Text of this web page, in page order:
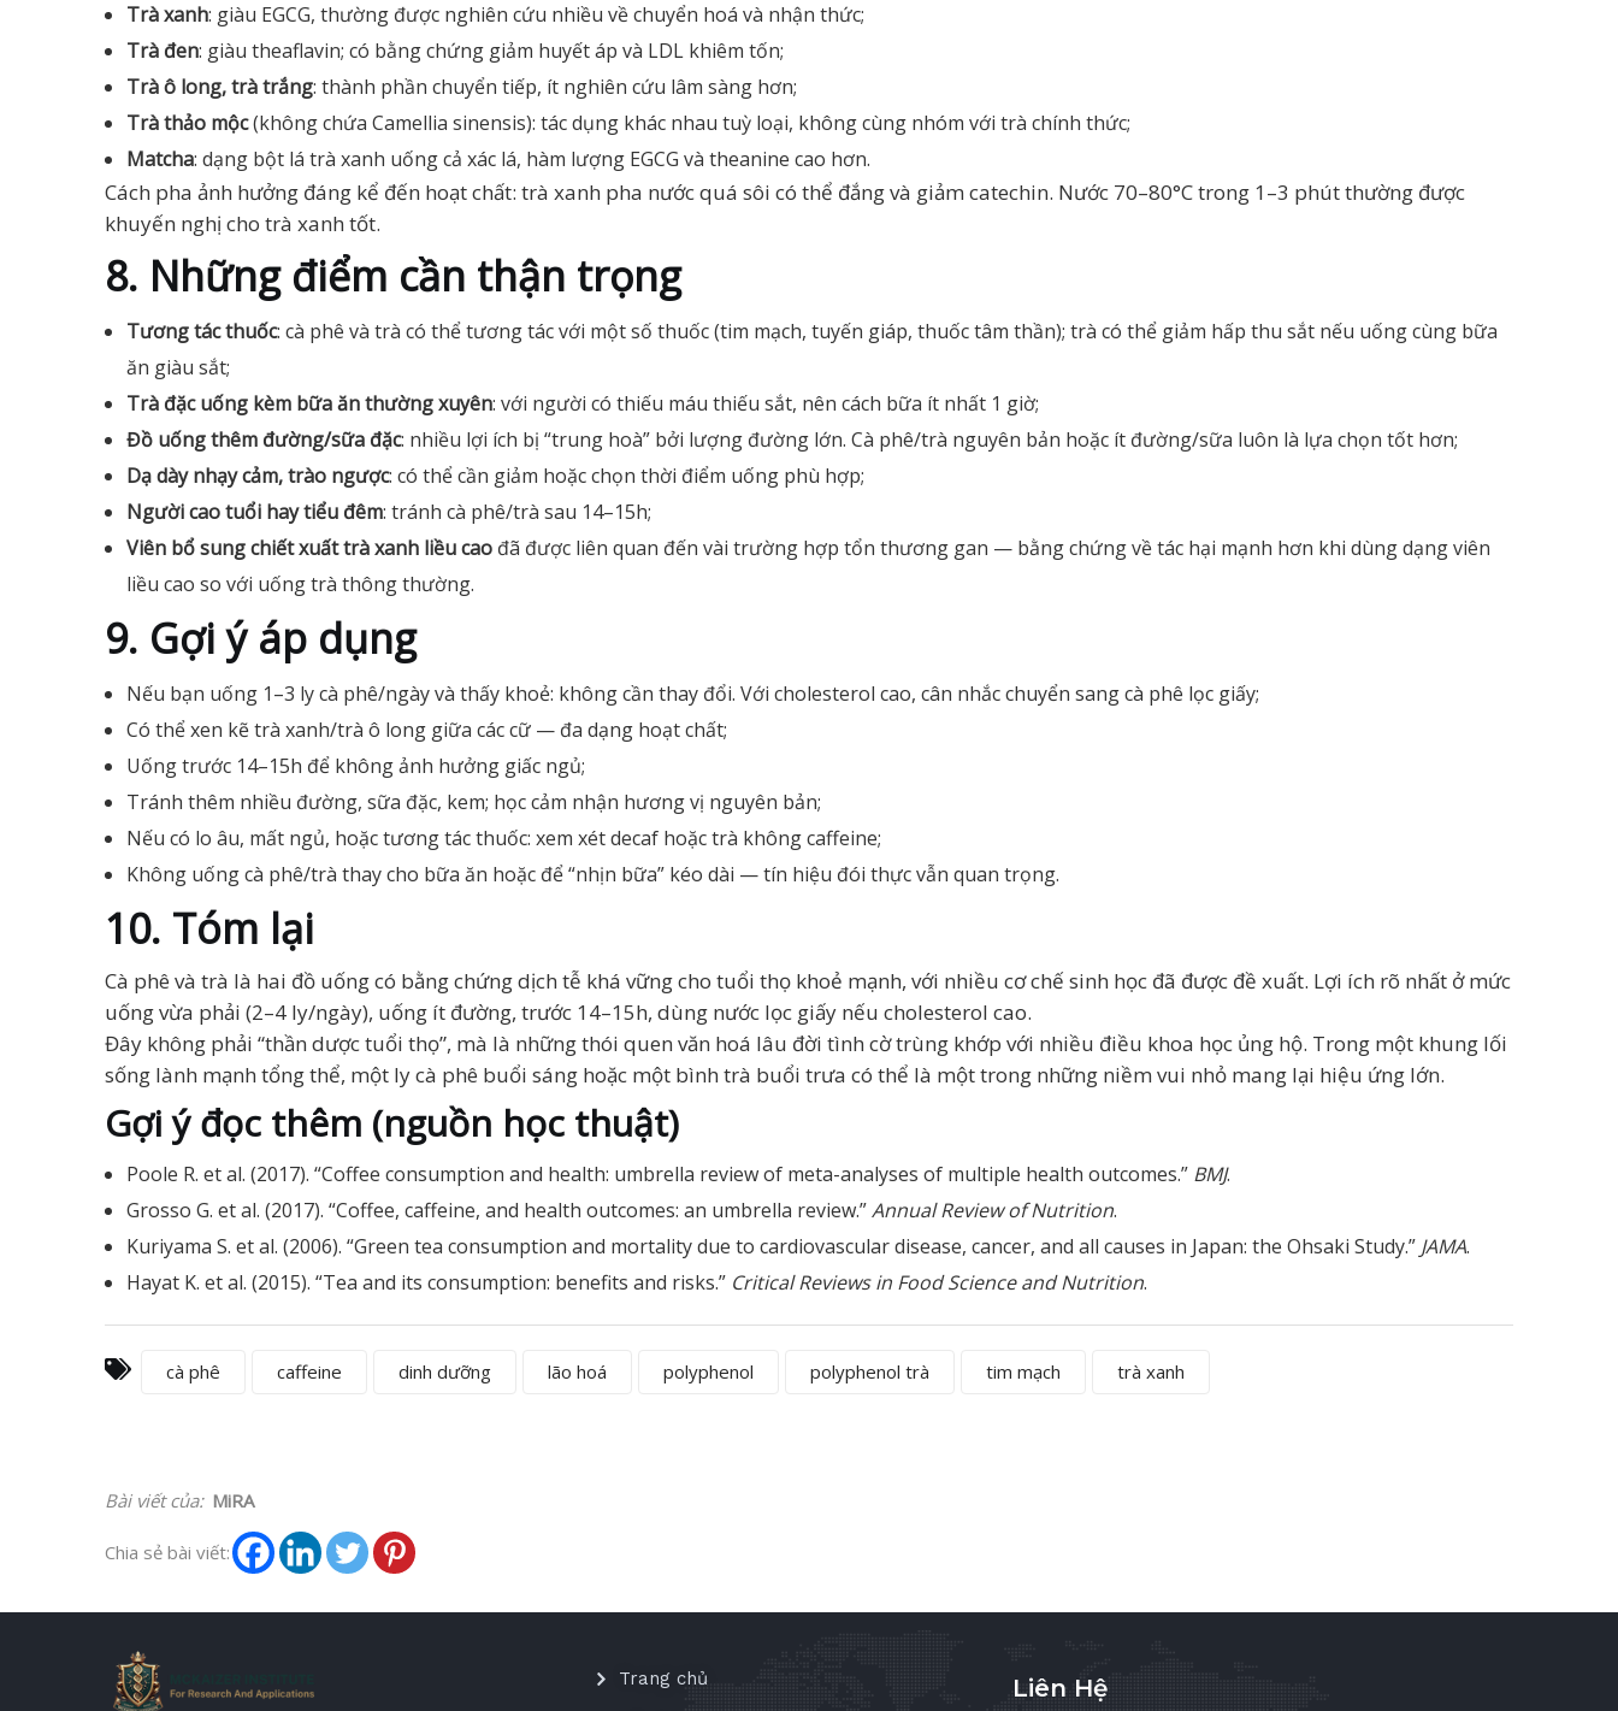
Trà xanh: giàu EGCG, thường được nghiên cứu nhiều về chuyển hoá và nhận thức;
Trà đen: giàu theaflavin; có bằng chứng giảm huyết áp và LDL khiêm tốn;
Trà ô long, trà trắng: thành phần chuyển tiếp, ít nghiên cứu lâm sàng hơn;
Trà thảo mộc(không chứa Camellia sinensis): tác dụng khác nhau tuỳ loại, không cùng nhóm với trà chính thức;
Matcha: dạng bột lá trà xanh uống cả xác lá, hàm lượng EGCG và theanine cao hơn.
Cách pha ảnh hưởng đáng kể đến hoạt chất: trà xanh pha nước quá sôi có thể đắng và giảm catechin. Nước 70–80°C trong 1–3 phút thường được
khuyến nghị cho trà xanh tốt.
8. Những điểm cần thận trọng
Tương tác thuốc: cà phê và trà có thể tương tác với một số thuốc (tim mạch, tuyến giáp, thuốc tâm thần); trà có thể giảm hấp thu sắt nếu uống cùng bữa
ăn giàu sắt;
Trà đặc uống kèm bữa ăn thường xuyên: với người có thiếu máu thiếu sắt, nên cách bữa ít nhất 1 giờ;
Đồ uống thêm đường/sữa đặc: nhiều lợi ích bị “trung hoà” bởi lượng đường lớn. Cà phê/trà nguyên bản hoặc ít đường/sữa luôn là lựa chọn tốt hơn;
Dạ dày nhạy cảm, trào ngược: có thể cần giảm hoặc chọn thời điểm uống phù hợp;
Người cao tuổi hay tiểu đêm: tránh cà phê/trà sau 14–15h;
Viên bổ sung chiết xuất trà xanh liều cao đã được liên quan đến vài trường hợp tổn thương gan — bằng chứng về tác hại mạnh hơn khi dùng dạng viên
liều cao so với uống trà thông thường.
9. Gợi ý áp dụng
Nếu bạn uống 1–3 ly cà phê/ngày và thấy khoẻ: không cần thay đổi. Với cholesterol cao, cân nhắc chuyển sang cà phê lọc giấy;
Có thể xen kẽ trà xanh/trà ô long giữa các cữ — đa dạng hoạt chất;
Uống trước 14–15h để không ảnh hưởng giấc ngủ;
Tránh thêm nhiều đường, sữa đặc, kem; học cảm nhận hương vị nguyên bản;
Nếu có lo âu, mất ngủ, hoặc tương tác thuốc: xem xét decaf hoặc trà không caffeine;
Không uống cà phê/trà thay cho bữa ăn hoặc để “nhịn bữa” kéo dài — tín hiệu đói thực vẫn quan trọng.
10. Tóm lại
Cà phê và trà là hai đồ uống có bằng chứng dịch tễ khá vững cho tuổi thọ khoẻ mạnh, với nhiều cơ chế sinh học đã được đề xuất. Lợi ích rõ nhất ở mức
uống vừa phải (2–4 ly/ngày), uống ít đường, trước 14–15h, dùng nước lọc giấy nếu cholesterol cao.
Đây không phải “thần dược tuổi thọ”, mà là những thói quen văn hoá lâu đời tình cờ trùng khớp với nhiều điều khoa học ủng hộ. Trong một khung lối
sống lành mạnh tổng thể, một ly cà phê buổi sáng hoặc một bình trà buổi trưa có thể là một trong những niềm vui nhỏ mang lại hiệu ứng lớn.
Gợi ý đọc thêm (nguồn học thuật)
Poole R. et al. (2017). “Coffee consumption and health: umbrella review of meta-analyses of multiple health outcomes.” BMJ.
Grosso G. et al. (2017). “Coffee, caffeine, and health outcomes: an umbrella review.”Annual Review of Nutrition.
Kuriyama S. et al. (2006). “Green tea consumption and mortality due to cardiovascular disease, cancer, and all causes in Japan: the Ohsaki Study.” JAMA.
Hayat K. et al. (2015). “Tea and its consumption: benefits and risks.” Critical Reviews in Food Science and Nutrition.
cà phê caffeine dinh dưỡng lão hoá polyphenol polyphenol trà tim mạch trà xanh
Bài viết của: MiRA
Chia sẻ bài viết:
Trang chủ Liên Hệ